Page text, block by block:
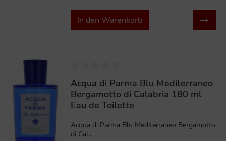
In den Warenkorb
Acqua di Parma Blu Mediterraneo
Bergamotto di Calabria 180 ml
Eau de Toilette
Acqua di Parma Blu Mediterraneo Bergamotto
di Cal...